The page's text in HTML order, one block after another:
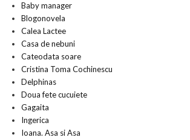
Baby manager
Blogonovela
Calea Lactee
Casa de nebuni
Cateodata soare
Cristina Toma Cochinescu
Delphinas
Doua fete cucuiete
Gagaita
Ingerica
Ioana. Asa si Asa